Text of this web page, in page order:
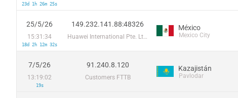
23d 1h 26m 25s
25/5/26
15:31:34
18d 2h 12m 32s
149.232.141.88:48326
Huawei International Pte. Ltd.
México
Mexico City
7/5/26
13:19:02
19s
91.240.8.120
Customers FTTB
Kazajistán
Pavlodar